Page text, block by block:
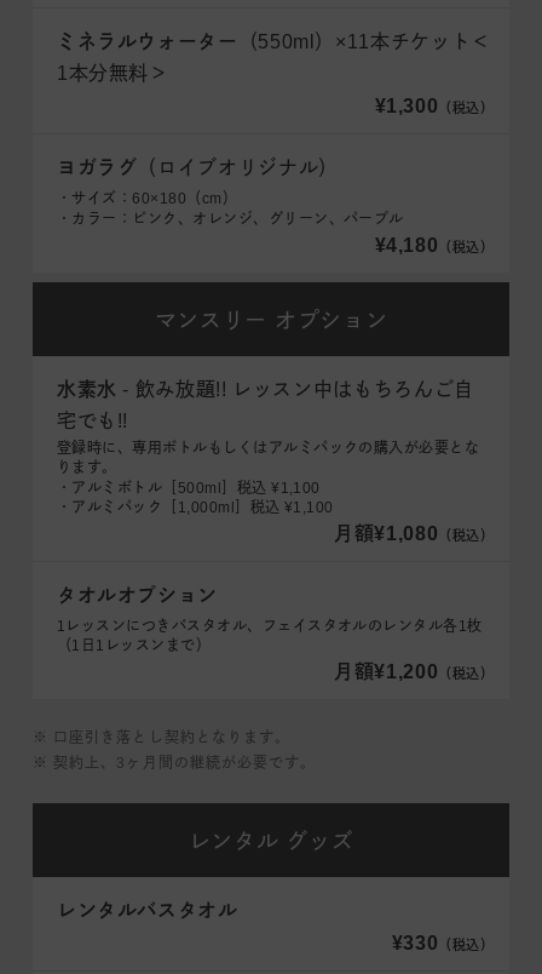
ミネラルウォーター
（550ml）×11本チケット＜
1本分無料＞
¥1,300
（税込）
ヨガラグ （ロイブオリジナル）
・サイズ：60×180（cm）
・カラー：ピンク、オレンジ、グリーン、パープル
¥4,180 （税込）
マンスリー オプション
水素水 - 飲み放題!! レッスン中はもちろんご自
宅でも!!
登録時に、専用ボトルもしくはアルミパックの購入が必要とな
ります。
・アルミボトル［500ml］税込 ¥1,100
・アルミパック［1,000ml］税込 ¥1,100
月額¥1,080 （税込）
タオルオプション
1レッスンにつきバスタオル、フェイスタオルのレンタル各1枚
（1日1レッスンまで）
月額¥1,200 （税込）
※ 口座引き落とし契約となります。
※ 契約上、3ヶ月間の継続が必要です。
レンタル グッズ
レンタルバスタオル
¥330
（税込）